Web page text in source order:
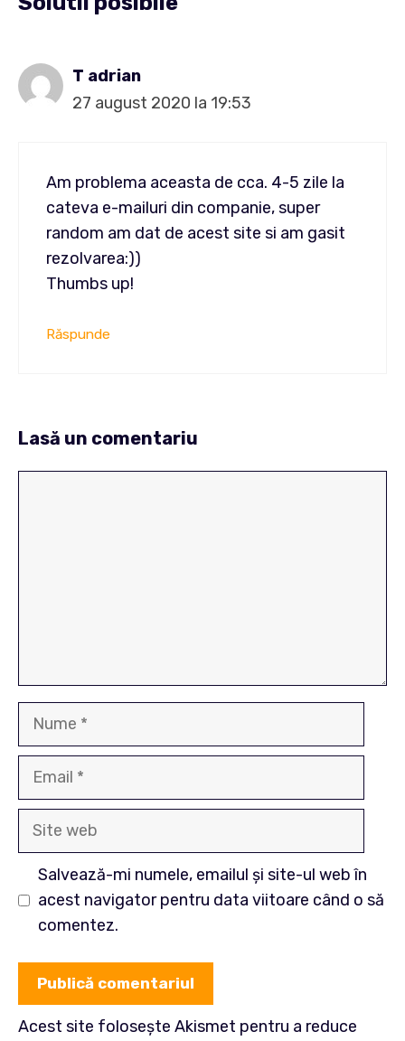
T adrian
27 august 2020 la 19:53
Am problema aceasta de cca. 4-5 zile la
cateva e-mailuri din companie, super
random am dat de acest site si am gasit
rezolvarea:))
Thumbs up!
Răspunde
Lasă un comentariu
Nume
Email
Site
Salvează-mi numele, emailul și site-ul web în
acest navigator pentru data viitoare când o să
comentez.
Acest site folosește Akismet pentru a reduce